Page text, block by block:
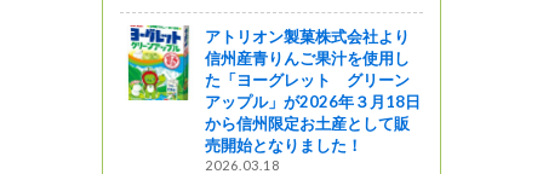
アトリオン製菓株式会社より
信州産青りんご果汁を使用し
た「ヨーグレット グリーン
アップル」が2026年３月18日
から信州限定お土産として販
売開始となりました！
2026.03.18